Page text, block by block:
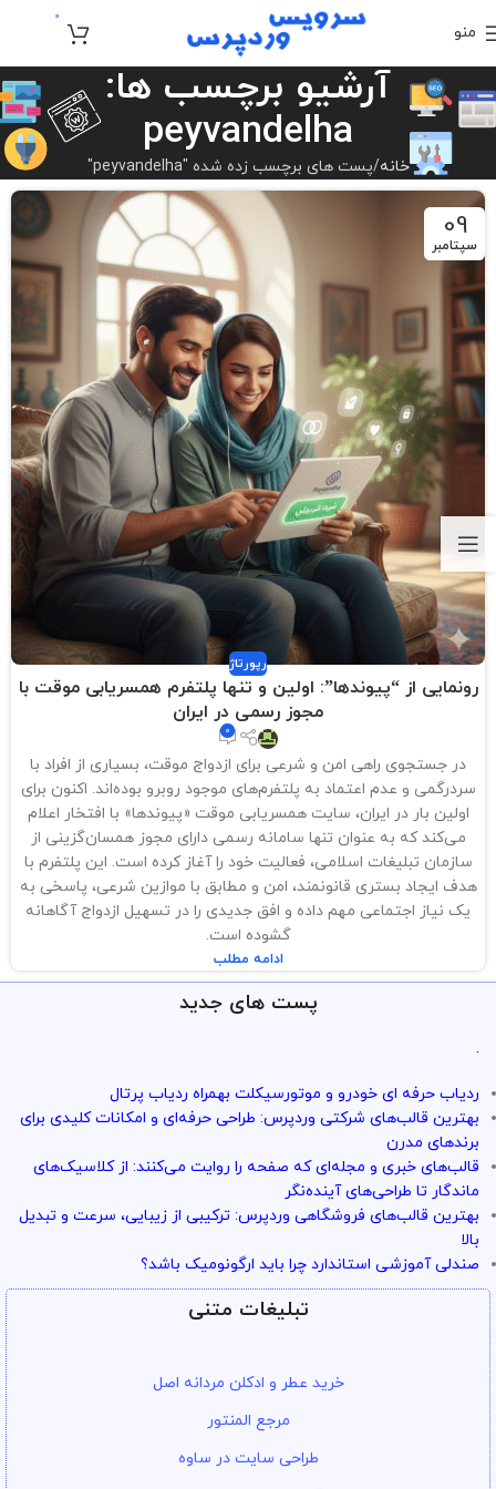
منو
0
آرشیو برچسب ها:
peyvandelha
خانه پست های برچسب زده شده "peyvandelha"
09
سپتامبر
رپورتاژ
رونمایی از “پیوندها”: اولین و تنها پلتفرم همسریابی موقت با
مجوز رسمی در ایران
0
در جستجوی راهی امن و شرعی برای ازدواج موقت، بسیاری از افراد با
سردرگمی و عدم اعتماد به پلتفرم‌های موجود روبرو بوده‌اند. اکنون برای
اولین بار در ایران، سایت همسریابی موقت «پیوندها» با افتخار اعلام
می‌کند که به عنوان تنها سامانه رسمی دارای مجوز همسان‌گزینی از
سازمان تبلیغات اسلامی، فعالیت خود را آغاز کرده است. این پلتفرم با
هدف ایجاد بستری قانونمند، امن و مطابق با موازین شرعی، پاسخی به
یک نیاز اجتماعی مهم داده و افق جدیدی را در تسهیل ازدواج آگاهانه
گشوده است.
ادامه مطلب
پست های جدید
.
ردیاب حرفه ای خودرو و موتورسیکلت بهمراه ردیاب پرتال
بهترین قالب‌های شرکتی وردپرس: طراحی حرفه‌ای و امکانات کلیدی برای
برندهای مدرن
قالب‌های خبری و مجله‌ای که صفحه را روایت می‌کنند: از کلاسیک‌های
ماندگار تا طراحی‌های آینده‌نگر
بهترین قالب‌های فروشگاهی وردپرس: ترکیبی از زیبایی، سرعت و تبدیل
بالا
صندلی آموزشی استاندارد چرا باید ارگونومیک باشد؟
تبلیغات متنی
خرید عطر و ادکلن مردانه اصل
مرجع المنتور
طراحی سایت در ساوه